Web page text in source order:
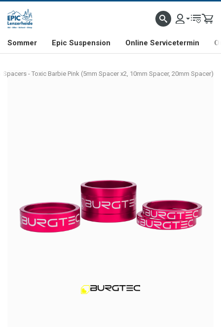
& FREERIDE-SPEZIALIST SCHWEIZER FIRMA SHOP & SHOWROOM IN
Sommer Epic Suspension Online Servicetermin
Spacers - Toxic Barbie Pink (5mm Spacer x2, 10mm Spacer, 20mm Spacer)